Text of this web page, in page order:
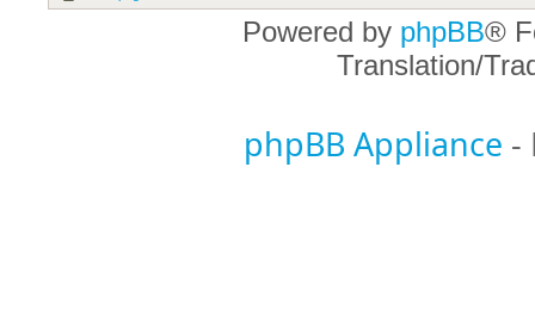
Powered by phpBB®
Translation/
phpBB Appliance -